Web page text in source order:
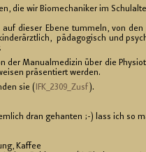
die wir Bio­me­cha­ni­ker im
die­ser Ebene tum­meln, von
päd­ago­gisch und
der Ma­nu­al­me­di­zin über die
prä­sen­tiert wer­den.
sie ( IF­K_2309_Zusf ).
dran gehan­ten ;-) lass ich so
Kaf­fee